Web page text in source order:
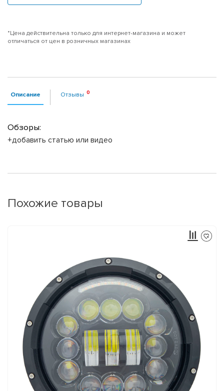
*Цена действительна только для интернет-магазина и может
отличаться от цен в розничных магазинах
Описание Отзывы
Обзоры:
+добавить статью или видео
Похожие товары